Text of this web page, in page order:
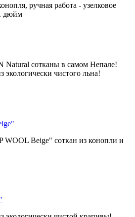
ручная работа - узелковое
дюйм
Natural сотканы в самом Непале!
экологически чистого льна!
WOOL Beige" соткан из конопли и